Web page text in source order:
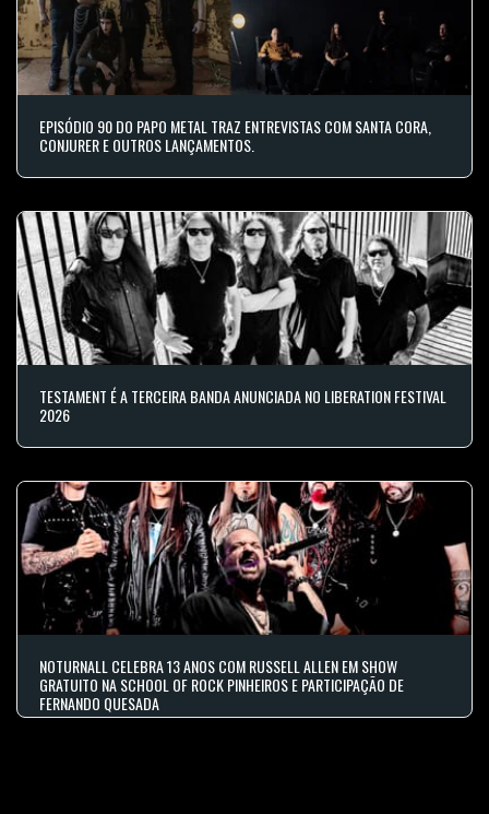
EPISÓDIO 90 DO PAPO METAL TRAZ ENTREVISTAS COM SANTA CORA,
CONJURER E OUTROS LANÇAMENTOS.
TESTAMENT É A TERCEIRA BANDA ANUNCIADA NO LIBERATION FESTIVAL
2026
NOTURNALL CELEBRA 13 ANOS COM RUSSELL ALLEN EM SHOW
GRATUITO NA SCHOOL OF ROCK PINHEIROS E PARTICIPAÇÃO DE
FERNANDO QUESADA